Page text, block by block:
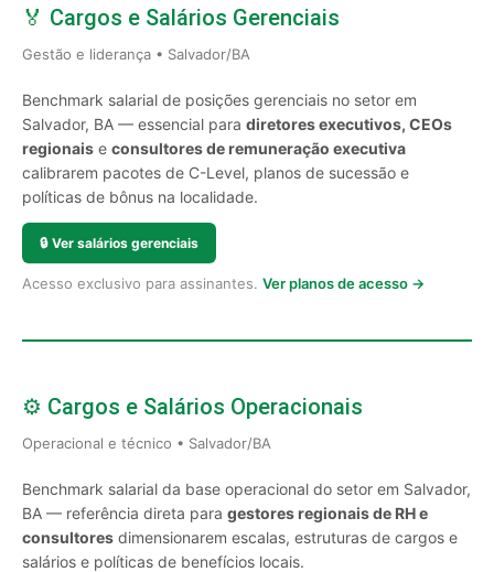
🏅 Cargos e Salários Gerenciais
Gestão e liderança • Salvador/BA
Benchmark salarial de posições gerenciais no setor em
Salvador, BA — essencial para diretores executivos, CEOs
regionais e consultores de remuneração executiva
calibrarem pacotes de C-Level, planos de sucessão e
políticas de bônus na localidade.
🔒 Ver salários gerenciais
Acesso exclusivo para assinantes. Ver planos de acesso →
⚙️ Cargos e Salários Operacionais
Operacional e técnico • Salvador/BA
Benchmark salarial da base operacional do setor em Salvador,
BA — referência direta para gestores regionais de RH e
consultores dimensionarem escalas, estruturas de cargos e
salários e políticas de benefícios locais.